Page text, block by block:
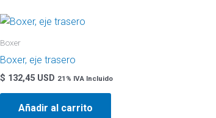
Boxer
Boxer, eje trasero
$ 132,45 USD 21% IVA Incluido
Añadir al carrito